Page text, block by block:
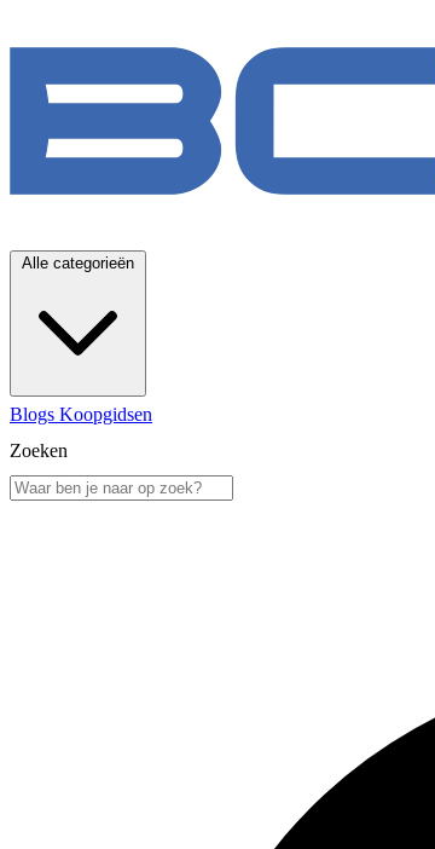
Alle categorieën
Blogs Koopgidsen
Zoeken